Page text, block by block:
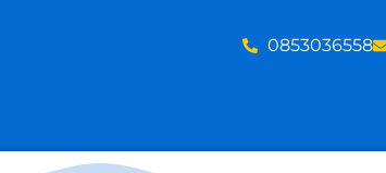
‪0853036558